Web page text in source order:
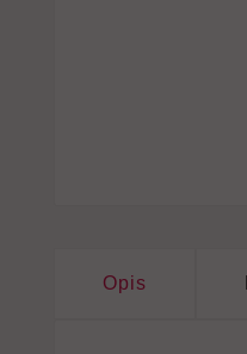
Opis